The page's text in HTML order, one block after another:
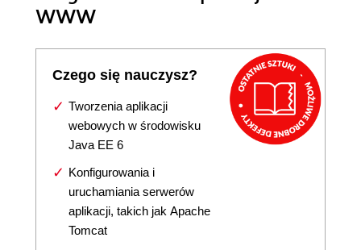
WWW
Czego się nauczysz?
Tworzenia aplikacji
webowych w środowisku
Java EE 6
Konfigurowania i
uruchamiania serwerów
aplikacji, takich jak Apache
Tomcat